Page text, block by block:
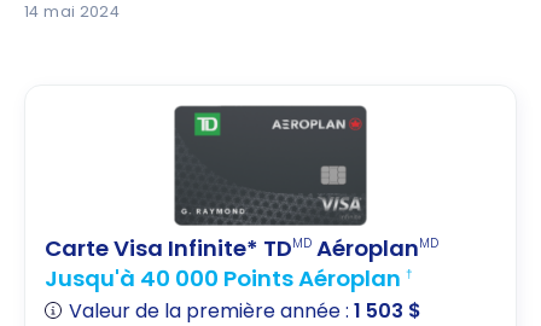
14 mai 2024
Carte Visa Infinite* TDMD AéroplanMD
Jusqu'à 40 000 Points Aéroplan †
Valeur de la première année :1 503 $